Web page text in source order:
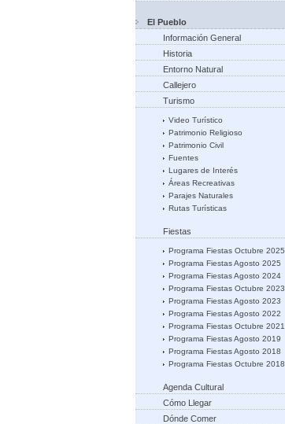
El Pueblo
Información General
Historia
Entorno Natural
Callejero
Turismo
Video Turístico
Patrimonio Religioso
Patrimonio Civil
Fuentes
Lugares de Interés
Áreas Recreativas
Parajes Naturales
Rutas Turísticas
Fiestas
Programa Fiestas Octubre 2025
Programa Fiestas Agosto 2025
Programa Fiestas Agosto 2024
Programa Fiestas Octubre 2023
Programa Fiestas Agosto 2023
Programa Fiestas Agosto 2022
Programa Fiestas Octubre 2021
Programa Fiestas Agosto 2019
Programa Fiestas Agosto 2018
Programa Fiestas Octubre 2018
Agenda Cultural
Cómo Llegar
Dónde Comer